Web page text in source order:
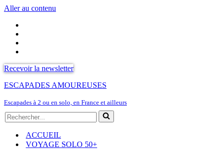
Aller au contenu
Recevoir la newsletter
ESCAPADES AMOUREUSES
Escapades à 2 ou en solo, en France et ailleurs
Rechercher...
ACCUEIL
VOYAGE SOLO 50+